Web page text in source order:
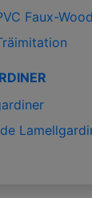
Faux-Wood